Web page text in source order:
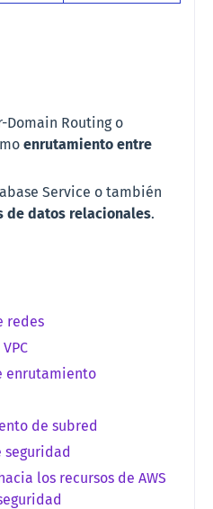
Domain Routing o
enrutamiento entre
Service o también
de datos relacionales.
redes
enrutamiento
de subred
seguridad
los recursos de AWS